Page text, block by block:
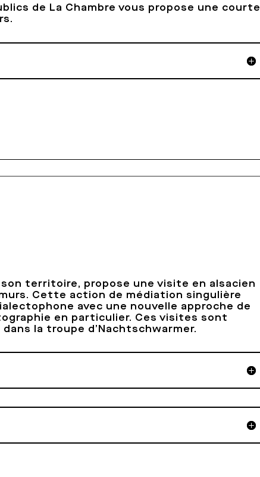
de La Chambre vous propose une courte
territoire, propose une visite en alsacien
Cette action de médiation singulière
avec une nouvelle approche de
en particulier. Ces visites sont
dans la troupe d’Nachtschwarmer.